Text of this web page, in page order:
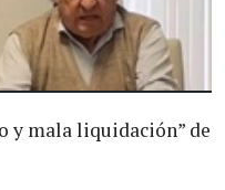
y mala liquidación” de